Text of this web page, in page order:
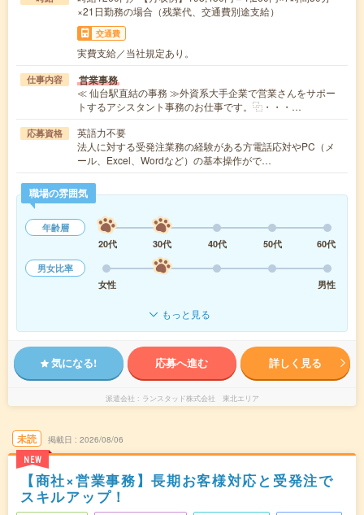
×21日勤務の場合（残業代、交通費別途支給）
交通費
実費支給／当社規定あり。
仕事内容 営業事務
≪ 仙台駅直結の事務 ≫外資系大手企業で営業さんをサポー
トするアシスタント事務のお仕事です。⿻・・・…
応募資格
英語力不要
法人に対する受発注業務の経験がある方電話応対やPC（メ
ール、Excel、Wordなど）の基本操作がで…
職場の雰囲気
年齢層
20代
30代 40代 50代
60代
男女比率
女性
男性
もっと見る
気になる! 応募へ進む 詳しく見る
派遣会社 ランスタッド株式会社 東北エリア
未読
NEW
掲載日 2026/08/06
【商社×営業事務】長期お客様対応と受発注で
スキルアップ！